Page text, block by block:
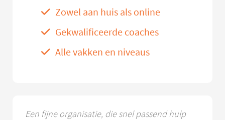
Zowel aan huis als online
Gekwalificeerde coaches
Alle vakken en niveaus
Een fijne organisatie, die snel passend hulp